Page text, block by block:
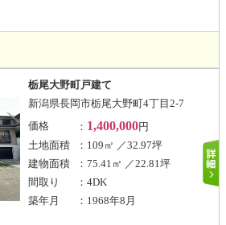
栃尾大野町戸建て
新潟県長岡市栃尾大野町4丁目2-7
価格
： 1,400,000円
土地面積
：109㎡ ／32.97坪
建物面積
：75.41㎡ ／22.81坪
間取り
：4DK
築年月
：1968年8月